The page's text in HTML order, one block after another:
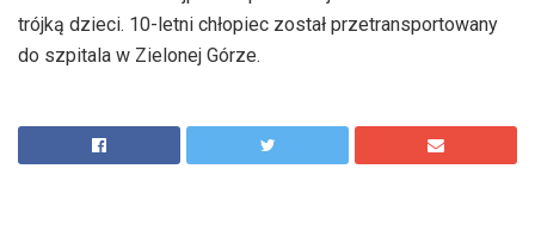
trójką dzieci. 10-letni chłopiec został przetransportowany
do szpitala w Zielonej Górze.